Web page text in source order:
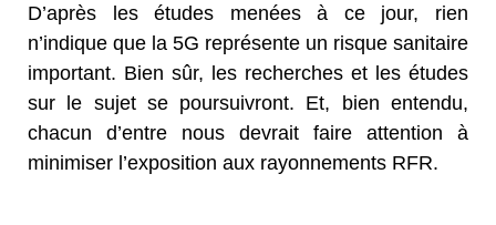
D’après les études menées à ce jour, rien
n’indique que la 5G représente un risque sanitaire
important. Bien sûr, les recherches et les études
sur le sujet se poursuivront. Et, bien entendu,
chacun d’entre nous devrait faire attention à
minimiser l’exposition aux rayonnements RFR.